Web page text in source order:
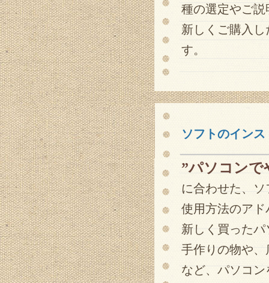
種の選定やご
新しくご購入
す。
ソフトのイン
”パソコンで
に合わせた、
使用方法のア
新しく買った
手作りの物や
など、パソコ